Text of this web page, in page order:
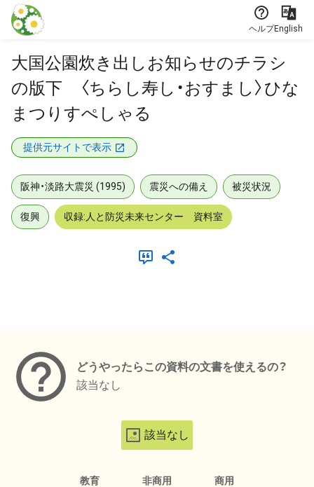
本文に飛ぶ
ヘルプEnglish
大国公園炊き出しお知らせのチラシ
の版下 〈ちらし寿し・おすまし〉ひな
まつりすぺしゃる
提供元サイトで表示
阪神・淡路大震災 (1995) 震災への備え 被災状況
復興 収録:人と防災未来センター 資料室
どうやったらこの資料の文書を使えるの？
該当なし
該当なし
教育 非商用 商用